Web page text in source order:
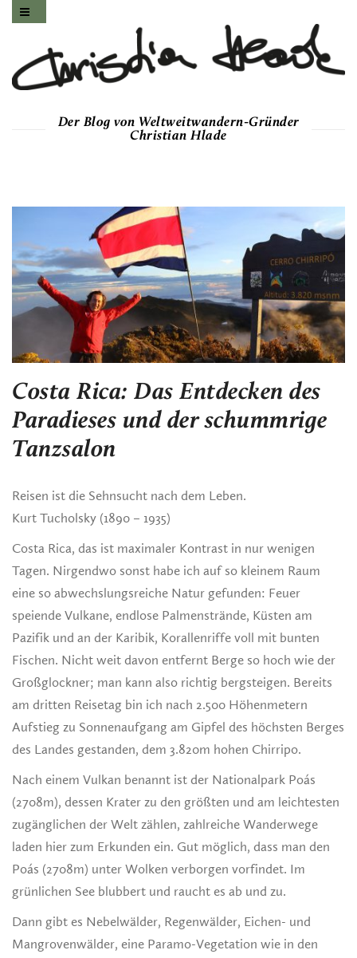
Der Blog von Weltweitwandern-Gründer
Christian Hlade
Costa Rica: Das Entdecken des
Paradieses und der schummrige
Tanzsalon
Reisen ist die Sehnsucht nach dem Leben.
Kurt Tucholsky (1890 – 1935)
Costa Rica, das ist maximaler Kontrast in nur wenigen
Tagen. Nirgendwo sonst habe ich auf so kleinem Raum
eine so abwechslungsreiche Natur gefunden: Feuer
speiende Vulkane, endlose Palmenstrände, Küsten am
Pazifik und an der Karibik, Korallenriffe voll mit bunten
Fischen. Nicht weit davon entfernt Berge so hoch wie der
Großglockner; man kann also richtig bergsteigen. Bereits
am dritten Reisetag bin ich nach 2.500 Höhenmetern
Aufstieg zu Sonnenaufgang am Gipfel des höchsten Berges
des Landes gestanden, dem 3.820m hohen Chirripo.
Nach einem Vulkan benannt ist der Nationalpark Poás
(2708m), dessen Krater zu den größten und am leichtesten
zugänglichen der Welt zählen, zahlreiche Wanderwege
laden hier zum Erkunden ein. Gut möglich, dass man den
Poás (2708m) unter Wolken verborgen vorfindet. Im
grünlichen See blubbert und raucht es ab und zu.
Dann gibt es Nebelwälder, Regenwälder, Eichen- und
Mangrovenwälder, eine Paramo-Vegetation wie in den